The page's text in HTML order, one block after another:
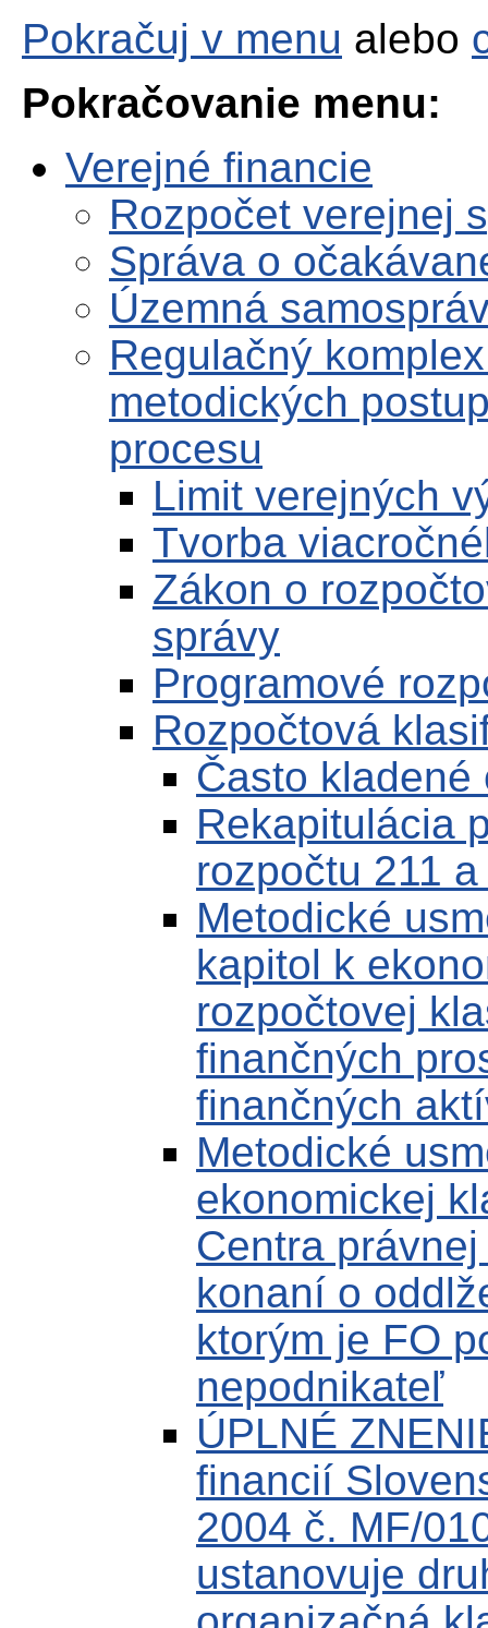
Pokračuj v menu alebo
Pokračovanie menu:
Verejné financie
Rozpočet verejnej
Správa o
Územná
Regulačný
metodických
procesu
Limit verejných
Tvorba
Zákon o
správy
Programové
Rozpočtová
Často kladené
Rekapitulácia
rozpočtu 211
Metodické
kapitol k
rozpočtovej
finančných
finančných
Metodické
ekonomickej
Centra
konaní o
ktorým je FO
nepodnikateľ
ÚPLNÉ
financií
2004 č. MF/
ustanovuje